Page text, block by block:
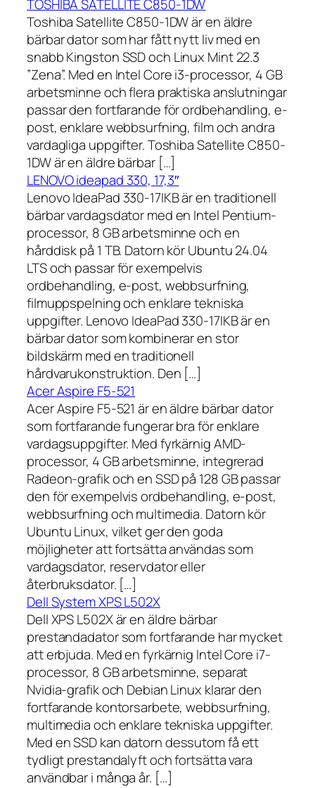
TOSHIBA SATELLITE C850-1DW
Toshiba Satellite C850-1DW är en äldre
bärbar dator som har fått nytt liv med en
snabb Kingston SSD och Linux Mint 22.3
”Zena”. Med en Intel Core i3-processor, 4 GB
arbetsminne och flera praktiska anslutningar
passar den fortfarande för ordbehandling, e-
post, enklare webbsurfning, film och andra
vardagliga uppgifter. Toshiba Satellite C850-
1DW är en äldre bärbar […]
LENOVO ideapad 330, 17,3″
Lenovo IdeaPad 330-17IKB är en traditionell
bärbar vardagsdator med en Intel Pentium-
processor, 8 GB arbetsminne och en
hårddisk på 1 TB. Datorn kör Ubuntu 24.04
LTS och passar för exempelvis
ordbehandling, e-post, webbsurfning,
filmuppspelning och enklare tekniska
uppgifter. Lenovo IdeaPad 330-17IKB är en
bärbar dator som kombinerar en stor
bildskärm med en traditionell
hårdvarukonstruktion. Den […]
Acer Aspire F5-521
Acer Aspire F5-521 är en äldre bärbar dator
som fortfarande fungerar bra för enklare
vardagsuppgifter. Med fyrkärnig AMD-
processor, 4 GB arbetsminne, integrerad
Radeon-grafik och en SSD på 128 GB passar
den för exempelvis ordbehandling, e-post,
webbsurfning och multimedia. Datorn kör
Ubuntu Linux, vilket ger den goda
möjligheter att fortsätta användas som
vardagsdator, reservdator eller
återbruksdator. […]
Dell System XPS L502X
Dell XPS L502X är en äldre bärbar
prestandadator som fortfarande har mycket
att erbjuda. Med en fyrkärnig Intel Core i7-
processor, 8 GB arbetsminne, separat
Nvidia-grafik och Debian Linux klarar den
fortfarande kontorsarbete, webbsurfning,
multimedia och enklare tekniska uppgifter.
Med en SSD kan datorn dessutom få ett
tydligt prestandalyft och fortsätta vara
användbar i många år. […]